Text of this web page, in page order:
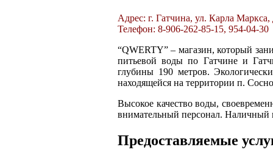
Адрес: г. Гатчина, ул. Карла
Телефон: 8-906-262-85-15, 954-04-30
“QWERTY” – магазин, который
питьевой воды по Гатчине и
глубины 190 метров.
находящейся на территории п.
Высокое качество воды,
внимательный персонал. Наличный
Предоставляемые